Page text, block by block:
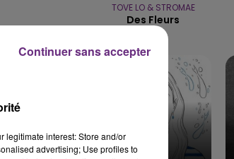
7h00 - 11h00
TOVE LO & STROMAE
Des Fleurs
legitimate interest: Store and/or
advertising; Use profiles to
Continuer sans accepter